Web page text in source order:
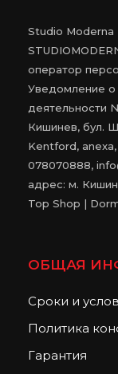
Studio Moderna
оператор
Уведомление о
деятельности
Кишинев, бул.
Kentford, anexa,
078070888,
адрес: м.
Top Shop |
ОБЩАЯ
Сроки и
Политика
Гарантия